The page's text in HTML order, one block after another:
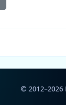
© 2012–2026